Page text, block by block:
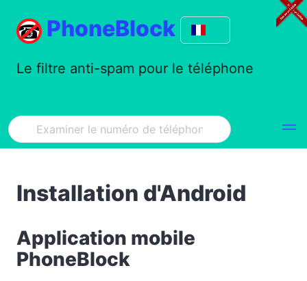
PhoneBlock
Le filtre anti-spam pour le téléphone
Installation d'Android
Application mobile
PhoneBlock